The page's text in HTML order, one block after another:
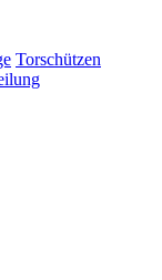
Torschützen